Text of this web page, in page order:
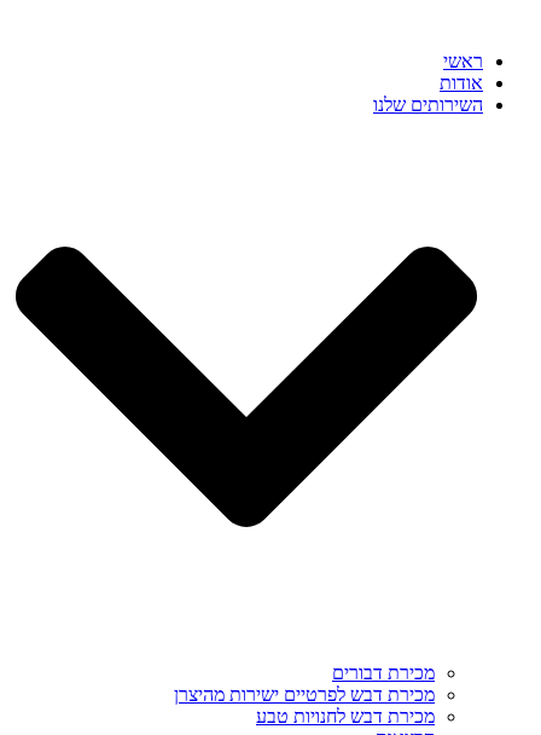
ראשי
אודות
השירותים שלנו
מכירת דבורים
מכירת דבש לפרטיים ישירות מהיצרן
מכירת דבש לחנויות טבע